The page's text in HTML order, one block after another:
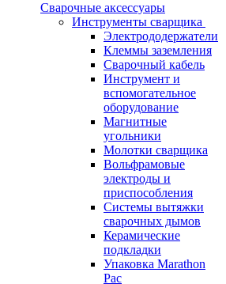
Сварочные аксессуары
Инструменты сварщика
Электрододержатели
Клеммы заземления
Сварочный кабель
Инструмент и
вспомогательное
оборудование
Магнитные
угольники
Молотки сварщика
Вольфрамовые
электроды и
приспособления
Системы вытяжки
сварочных дымов
Керамические
подкладки
Упаковка Marathon
Pac